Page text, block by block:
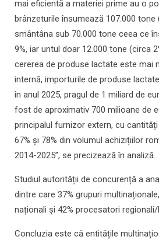
mai eficientă a materiei prime au o
brânzeturile însumează 107.000 tone
smântâna sub 70.000 tone ceea ce
9%, iar untul doar 12.000 tone (circa
cererea de produse lactate este mai
internă, importurile de produse
în anul 2025, pragul de 1 miliard de
fost de aproximativ 700 milioane de
principalul furnizor extern, cu
67% și 78% din volumul achizițiilor
2014-2025”, se precizează în analiză.
Studiul autorității de concurență a
dintre care 37% grupuri
naționali și 42% procesatori regionali/
Concluzia este că entitățile